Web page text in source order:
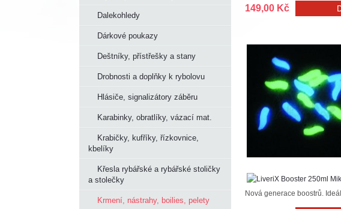
Dalekohledy
Dárkové poukazy
Deštníky, přístřešky a stany
Drobnosti a doplňky k rybolovu
Hlásiče, signalizátory záběru
Karabinky, obratlíky, vázací mat.
Krabičky, kufříky, řízkovnice,
kbelíky
Křesla rybářské a rybářské stoličky
a stolečky
Krmení, nástrahy, boilies, pelety
149,00 Kč
Nová generace boostrů.